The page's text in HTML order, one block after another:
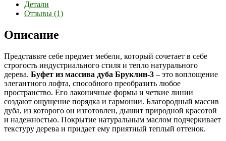
Детали
Отзывы (1)
Описание
Представьте себе предмет мебели, который сочетает в себе
строгость индустриального стиля и тепло натурального
дерева. Буфет из массива дуба Бруклин-3 – это воплощение
элегантного лофта, способного преобразить любое
пространство. Его лаконичные формы и четкие линии
создают ощущение порядка и гармонии. Благородный массив
дуба, из которого он изготовлен, дышит природной красотой
и надежностью. Покрытие натуральным маслом подчеркивает
текстуру дерева и придает ему приятный теплый оттенок.